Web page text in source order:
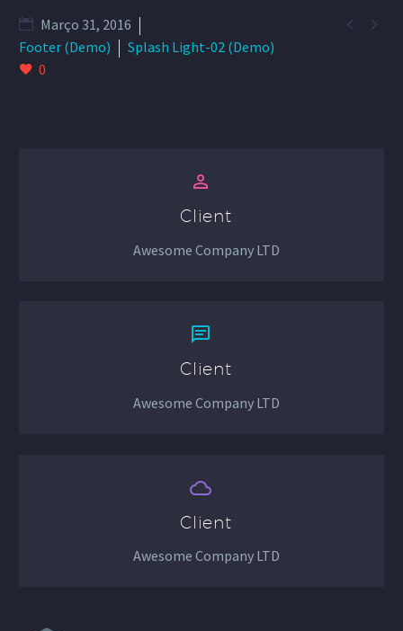
 
Março 31, 2016
Footer (Demo)
Splash Light-02 (Demo)
0


Client
Awesome Company LTD


Client
Awesome Company LTD


Client
Awesome Company LTD